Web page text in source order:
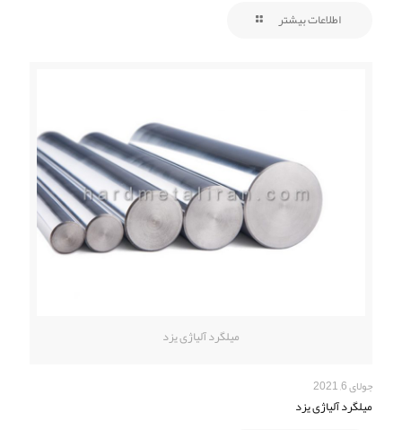
اطلاعات بیشتر
میلگرد آلیاژی یزد
جولای 6, 2021
میلگرد آلیاژی یزد